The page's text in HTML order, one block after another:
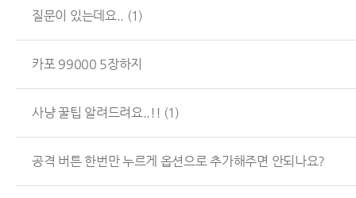
질문이 있는데요.. (1)
카포 99000 5장하지
사냥 꿀팁 알려드려요..!! (1)
공격 버튼 한번만 누르게 옵션으로 추가해주면 안되나요?